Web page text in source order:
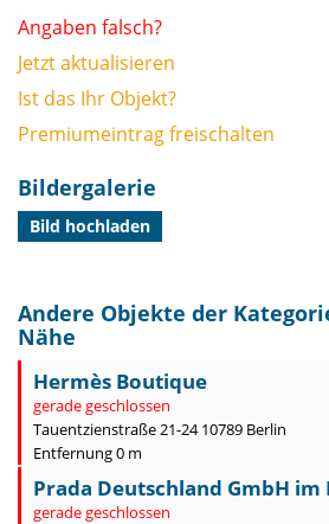
Angaben falsch?
Jetzt aktualisieren
Ist das Ihr Objekt?
Premiumeintrag freischalten
Bildergalerie
Bild hochladen
Andere Objekte der
Nähe
Hermès Boutique
gerade geschlossen
Tauentzienstraße 21-24 10789 Berlin
Entfernung 0 m
Prada Deutschland GmbH im
gerade geschlossen